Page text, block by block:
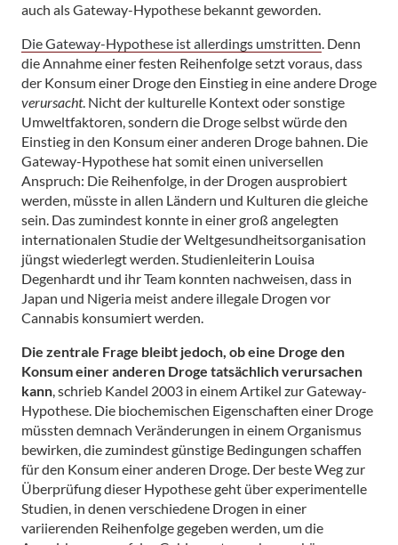
auch als Gateway-Hypothese bekannt geworden.
Die Gateway-Hypothese ist allerdings umstritten. Denn
die Annahme einer festen Reihenfolge setzt voraus, dass
der Konsum einer Droge den Einstieg in eine andere Droge
verursacht. Nicht der kulturelle Kontext oder sonstige
Umweltfaktoren, sondern die Droge selbst würde den
Einstieg in den Konsum einer anderen Droge bahnen. Die
Gateway-Hypothese hat somit einen universellen
Anspruch: Die Reihenfolge, in der Drogen ausprobiert
werden, müsste in allen Ländern und Kulturen die gleiche
sein. Das zumindest konnte in einer groß angelegten
internationalen Studie der Weltgesundheitsorganisation
jüngst wiederlegt werden. Studienleiterin Louisa
Degenhardt und ihr Team konnten nachweisen, dass in
Japan und Nigeria meist andere illegale Drogen vor
Cannabis konsumiert werden.
Die zentrale Frage bleibt jedoch, ob eine Droge den
Konsum einer anderen Droge tatsächlich verursachen
kann, schrieb Kandel 2003 in einem Artikel zur Gateway-
Hypothese. Die biochemischen Eigenschaften einer Droge
müssten demnach Veränderungen in einem Organismus
bewirken, die zumindest günstige Bedingungen schaffen
für den Konsum einer anderen Droge. Der beste Weg zur
Überprüfung dieser Hypothese geht über experimentelle
Studien, in denen verschiedene Drogen in einer
variierenden Reihenfolge gegeben werden, um die